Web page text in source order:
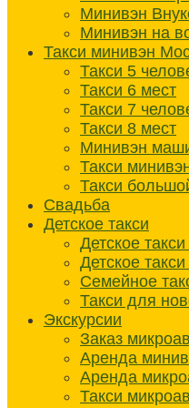
Минивэн
Минивэн на
Такси минивэн
Такси 5
Такси 6 мест
Такси 7
Такси 8 мест
Минивэн
Такси
Такси
Свадьба
Детское такси
Детское
Детское такси
Семейное
Такси для
Экскурсии
Заказ
Аренда
Аренда
Такси